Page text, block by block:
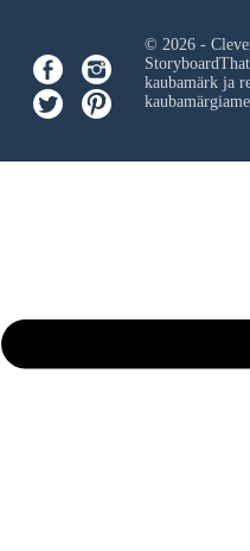
© 2026 -
kaubamärk ja